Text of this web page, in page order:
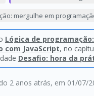
2 anos atrás, em 01/07/
mergulhe em
Lógica de
com JavaScript, no
Desafio: hora da